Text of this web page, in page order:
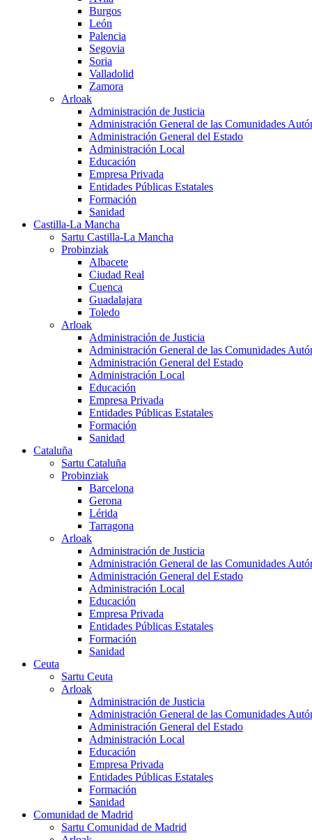
Burgos
León
Palencia
Segovia
Soria
Valladolid
Zamora
Arloak
Administración de Justicia
Administración General de las Comunidades
Administración General del Estado
Administración Local
Educación
Empresa Privada
Entidades Públicas Estatales
Formación
Sanidad
Castilla-La Mancha
Sartu Castilla-La Mancha
Probinziak
Albacete
Ciudad Real
Cuenca
Guadalajara
Toledo
Arloak
Administración de Justicia
Administración General de las Comunidades
Administración General del Estado
Administración Local
Educación
Empresa Privada
Entidades Públicas Estatales
Formación
Sanidad
Cataluña
Sartu Cataluña
Probinziak
Barcelona
Gerona
Lérida
Tarragona
Arloak
Administración de Justicia
Administración General de las Comunidades
Administración General del Estado
Administración Local
Educación
Empresa Privada
Entidades Públicas Estatales
Formación
Sanidad
Ceuta
Sartu Ceuta
Arloak
Administración de Justicia
Administración General de las Comunidades
Administración General del Estado
Administración Local
Educación
Empresa Privada
Entidades Públicas Estatales
Formación
Sanidad
Comunidad de Madrid
Sartu Comunidad de Madrid